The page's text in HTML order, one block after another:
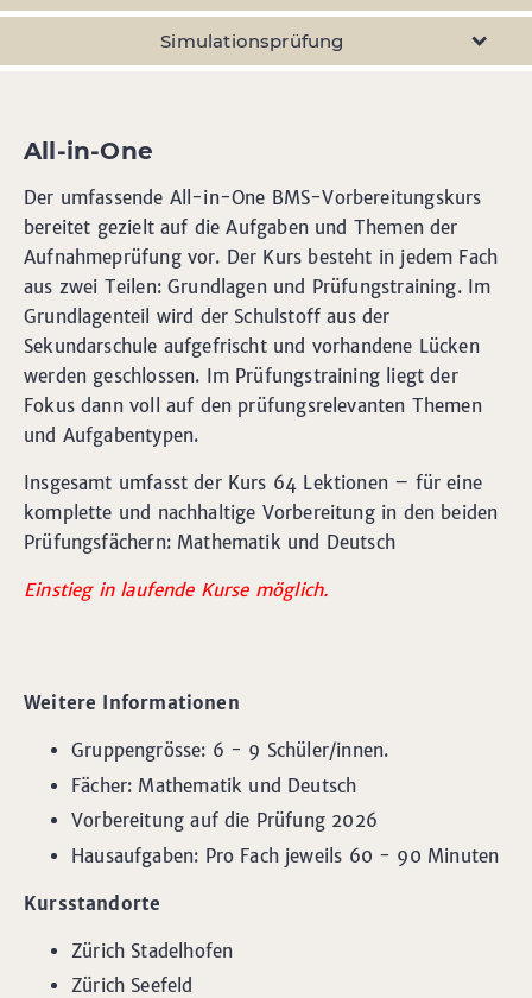
Simulationsprüfung
All-in-One
Der umfassende All-in-One BMS-Vorbereitungskurs
bereitet gezielt auf die Aufgaben und Themen der
Aufnahmeprüfung vor. Der Kurs besteht in jedem Fach
aus zwei Teilen: Grundlagen und Prüfungstraining. Im
Grundlagenteil wird der Schulstoff aus der
Sekundarschule aufgefrischt und vorhandene Lücken
werden geschlossen. Im Prüfungstraining liegt der
Fokus dann voll auf den prüfungsrelevanten Themen
und Aufgabentypen.
Insgesamt umfasst der Kurs 64 Lektionen – für eine
komplette und nachhaltige Vorbereitung in den beiden
Prüfungsfächern: Mathematik und Deutsch
Einstieg in laufende Kurse möglich.
Weitere Informationen
Gruppengrösse: 6 - 9 Schüler/innen.
Fächer: Mathematik und Deutsch
Vorbereitung auf die Prüfung 2026
Hausaufgaben: Pro Fach jeweils 60 - 90 Minuten
Kursstandorte
Zürich Stadelhofen
Zürich Seefeld